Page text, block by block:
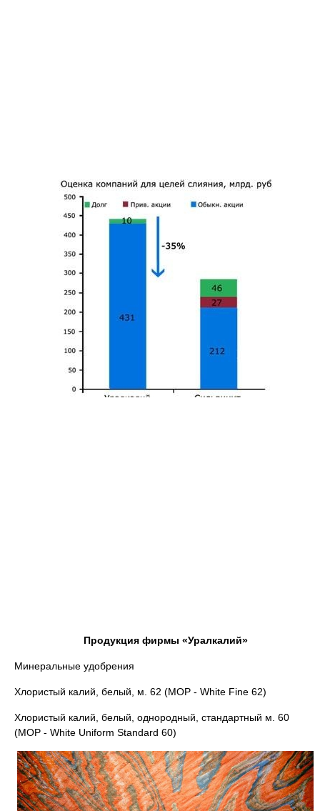
Продукция фирмы «Уралкалий»
Минеральные удобрения
Хлористый калий, белый, м. 62 (MOP - White Fine 62)
Хлористый калий, белый, однородный, стандартный м. 60
(MOP - White Uniform Standard 60)